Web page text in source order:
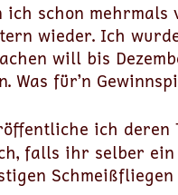
ich schon mehrmals
wieder. Ich
will bis
Was für’n
ich deren
falls ihr selber